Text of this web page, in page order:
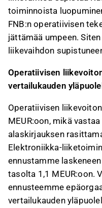
toiminnoista
FNB:n operatiivisen
jättämää umpeen.
liikevaihdon
Operatiivisen
vertailukauden
Operatiivisen
MEUR:oon, mikä
alaskirjauksen
Elektroniikka-
ennustamme
tasolta 1,1 MEUR:oon.
ennusteemme
vertailukauden